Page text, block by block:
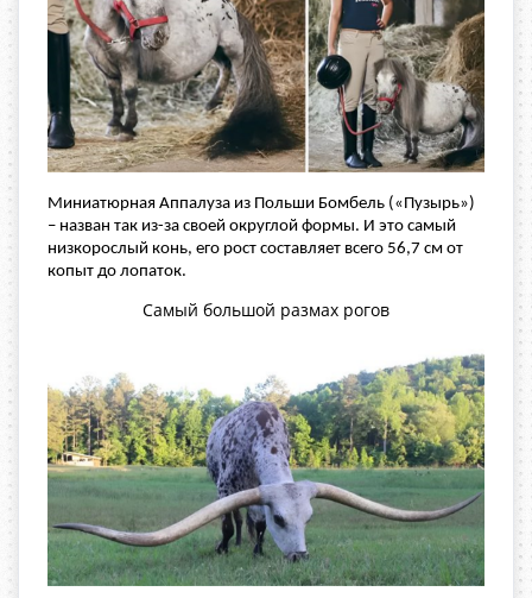
Миниатюрная Аппалуза из Польши Бомбель («Пузырь»)
– назван так из-за своей округлой формы. И это самый
низкорослый конь, его рост составляет всего 56,7 см от
копыт до лопаток.
Самый большой размах рогов